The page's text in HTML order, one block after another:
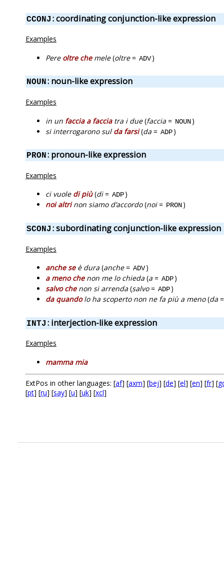
CCONJ : coordinating conjunction-like expression
Examples
Pere oltre chemele(oltre= ADV)
NOUN: noun-like expression
Examples
in un faccia a facciatra i due(faccia = NOUN)
si interrogarono sul da farsi(da = ADP)
PRON: pronoun-like expression
Examples
ci vuole di più(di= ADP)
noi altrinon siamo d’accordo(noi= PRON)
SCONJ : subordinating conjunction-like expression
Examples
anche seè dura (anche= ADV)
a meno chenon me lo chieda (a = ADP)
salvo chenon si arrenda (salvo= ADP)
da quandolo ha scoperto non ne fa più a meno(da
INTJ : interjection-like expression
Examples
mamma mia
ExtPos in other languages: [af] [axm] [bej] [de] [el] [en] [fr] [
[pt] [ru] [say] [u] [uk] [xcl]
.